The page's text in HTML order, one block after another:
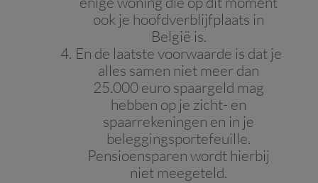
ook je hoofdverblijfplaats in
België is.
En de laatste voorwaarde is dat je
alles samen niet meer dan
25.000 euro spaargeld mag
hebben op je zicht- en
spaarrekeningen en in je
beleggingsportefeuille.
Pensioensparen wordt hierbij
niet meegeteld.